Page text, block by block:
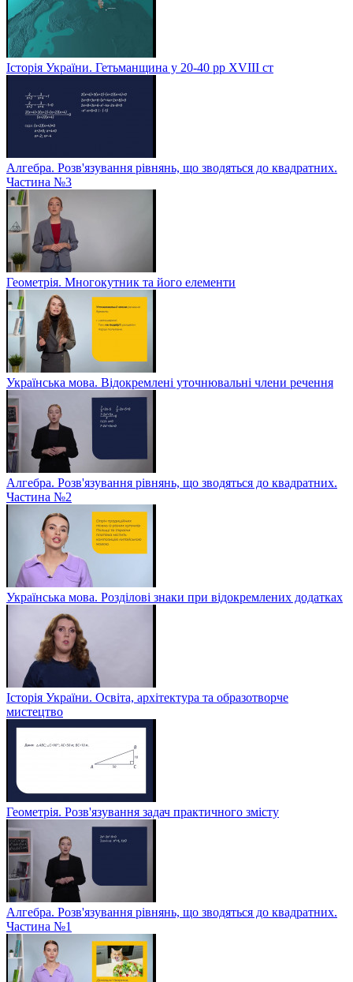
Історія України. Гетьманщина у 20-40 рр ХVIIІ ст
Алгебра. Розв'язування рівнянь, що зводяться до квадратних.
Частина №3
Геометрія. Многокутник та його елементи
Українська мова. Відокремлені уточнювальні члени речення
Алгебра. Розв'язування рівнянь, що зводяться до квадратних.
Частина №2
Українська мова. Розділові знаки при відокремлених додатках
Історія України. Освіта, архітектура та образотворче
мистецтво
Геометрія. Розв'язування задач практичного змісту
Алгебра. Розв'язування рівнянь, що зводяться до квадратних.
Частина №1